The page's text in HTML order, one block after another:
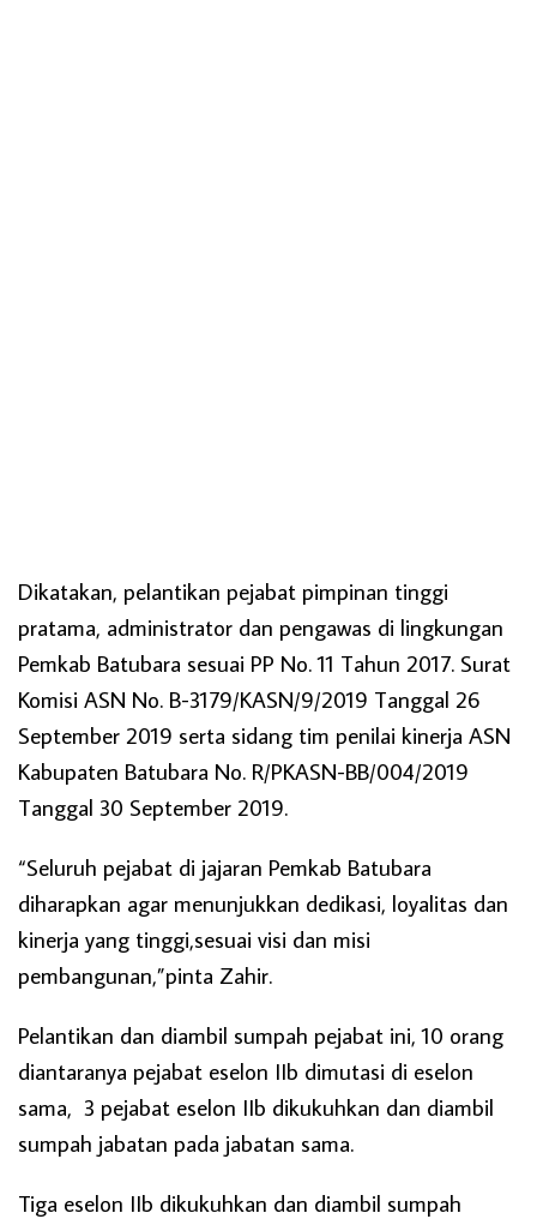
Dikatakan, pelantikan pejabat pimpinan tinggi
pratama, administrator dan pengawas di lingkungan
Pemkab Batubara sesuai PP No. 11 Tahun 2017. Surat
Komisi ASN No. B-3179/KASN/9/2019 Tanggal 26
September 2019 serta sidang tim penilai kinerja ASN
Kabupaten Batubara No. R/PKASN-BB/004/2019
Tanggal 30 September 2019.
“Seluruh pejabat di jajaran Pemkab Batubara
diharapkan agar menunjukkan dedikasi, loyalitas dan
kinerja yang tinggi,sesuai visi dan misi
pembangunan,”pinta Zahir.
Pelantikan dan diambil sumpah pejabat ini, 10 orang
diantaranya pejabat eselon IIb dimutasi di eselon
sama, 3 pejabat eselon IIb dikukuhkan dan diambil
sumpah jabatan pada jabatan sama.
Tiga eselon IIb dikukuhkan dan diambil sumpah